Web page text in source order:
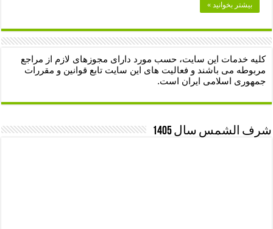
بیشتر بخوانید »
کلیه خدمات این سایت، حسب مورد دارای مجوزهای لازم از مراجع
مربوطه می باشند و فعالیت های این سایت تابع قوانین و مقررات
جمهوری اسلامی ایران است.
شرف الشمس سال 1405